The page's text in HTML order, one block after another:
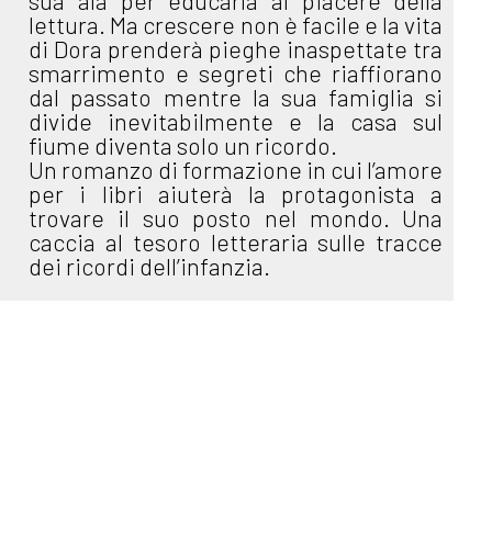
lettura. Ma crescere non è facile e la vita
di Dora prenderà pieghe inaspettate tra
smarrimento e segreti che riaffiorano
dal passato mentre la sua famiglia si
divide inevitabilmente e la casa sul
fiume diventa solo un ricordo.
Un romanzo di formazione in cui l’amore
per i libri aiuterà la protagonista a
trovare il suo posto nel mondo. Una
caccia al tesoro letteraria sulle tracce
dei ricordi dell’infanzia.